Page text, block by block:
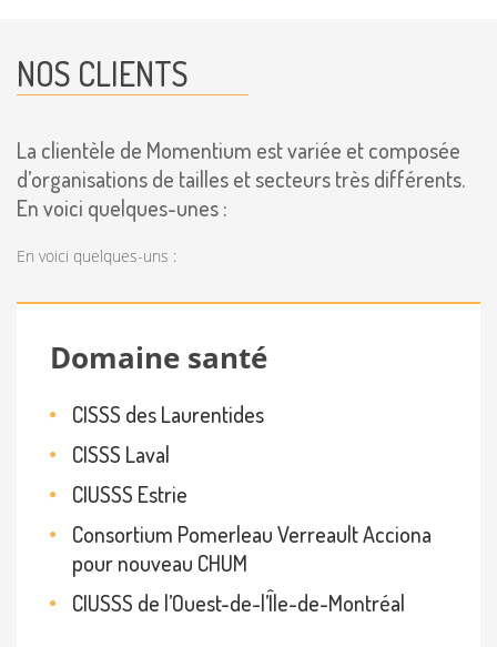
NOS CLIENTS
La clientèle de Momentium est variée et composée
d’organisations de tailles et secteurs très différents.
En voici quelques-unes :
En voici quelques-uns :
Domaine santé
CISSS des Laurentides
CISSS Laval
CIUSSS Estrie
Consortium Pomerleau Verreault Acciona
pour nouveau CHUM
CIUSSS de l’Ouest-de-l’Île-de-Montréal